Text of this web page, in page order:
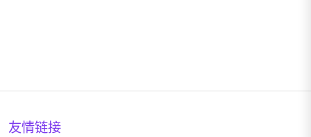
友情链接